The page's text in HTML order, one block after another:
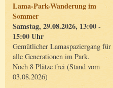
Lama-Park-Wanderung im
Sommer
Samstag, 29.08.2026, 13:00 -
15:00 Uhr
Gemütlicher Lamaspaziergang für
alle Generationen im Park.
Noch 8 Plätze frei (Stand vom
03.08.2026)